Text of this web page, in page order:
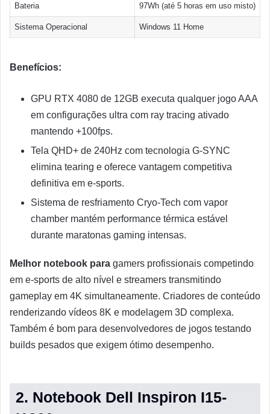
Bateria 97Wh (até 5 horas em uso misto)
Sistema Operacional Windows 11 Home
Benefícios:
GPU RTX 4080 de 12GB executa qualquer jogo AAA
em configurações ultra com ray tracing ativado
mantendo +100fps.
Tela QHD+ de 240Hz com tecnologia G-SYNC
elimina tearing e oferece vantagem competitiva
definitiva em e-sports.
Sistema de resfriamento Cryo-Tech com vapor
chamber mantém performance térmica estável
durante maratonas gaming intensas.
Melhor notebook para gamers profissionais competindo
em e-sports de alto nível e streamers transmitindo
gameplay em 4K simultaneamente. Criadores de conteúdo
renderizando vídeos 8K e modelagem 3D complexa.
Também é bom para desenvolvedores de jogos testando
builds pesados que exigem ótimo desempenho.
2. Notebook Dell Inspiron I15-